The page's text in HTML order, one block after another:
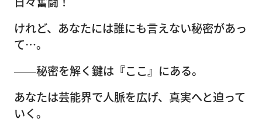
けれど、あなたには誰にも言えない秘密があっ
て…。
――秘密を解く鍵は『ここ』にある。
あなたは芸能界で人脈を広げ、真実へと迫って
いく。